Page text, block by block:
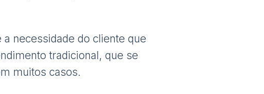
necessidade do cliente que
tradicional, que se
muitos casos.